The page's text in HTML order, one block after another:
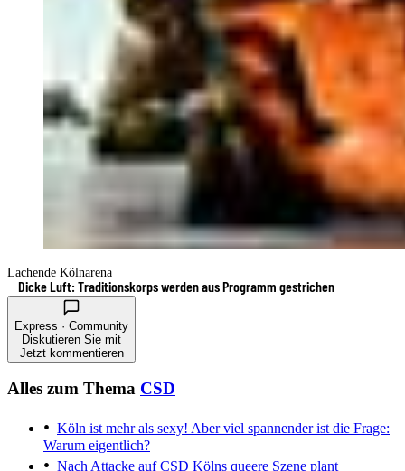
Lachende Kölnarena
Dicke Luft: Traditionskorps werden aus Programm gestrichen
Express · Community
Diskutieren Sie mit
Jetzt kommentieren
Alles zum Thema CSD
Köln ist mehr als sexy! Aber viel spannender ist die Frage:
Warum eigentlich?
Nach Attacke auf CSD Kölns queere Szene plant